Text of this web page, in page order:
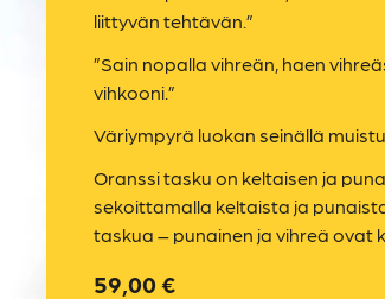
liittyvän tehtävän.”
”Sain nopalla vihreän, haen
vihkooni.”
Väriympyrä luokan seinällä
Oranssi tasku on keltaisen ja
sekoittamalla keltaista ja
taskua – punainen ja vihreä ovat
59,00€